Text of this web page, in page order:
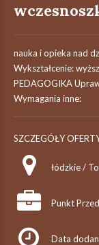
nauka i opieka nad
Wykształcenie:
PEDAGOGIKA
Wymagania inne:
SZCZEGÓŁY
łódzkie /
Punkt
Data